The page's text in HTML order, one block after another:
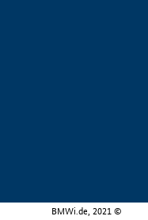
BMWi.de, 2021 ©